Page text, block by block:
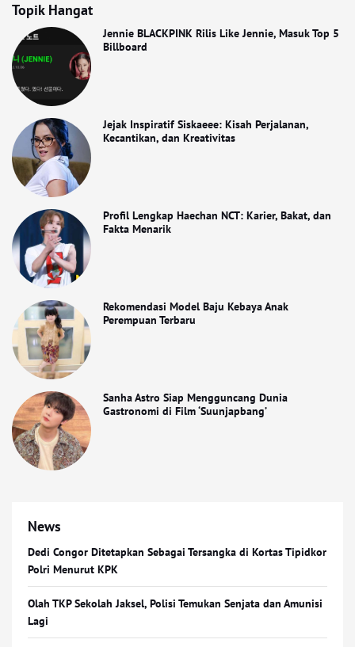
Topik Hangat
Jennie BLACKPINK Rilis Like Jennie, Masuk Top 5
Billboard
Jejak Inspiratif Siskaeee: Kisah Perjalanan,
Kecantikan, dan Kreativitas
Profil Lengkap Haechan NCT: Karier, Bakat, dan
Fakta Menarik
Rekomendasi Model Baju Kebaya Anak
Perempuan Terbaru
Sanha Astro Siap Mengguncang Dunia
Gastronomi di Film ‘Suunjapbang’
News
Dedi Congor Ditetapkan Sebagai Tersangka di Kortas Tipidkor
Polri Menurut KPK
Olah TKP Sekolah Jaksel, Polisi Temukan Senjata dan Amunisi
Lagi